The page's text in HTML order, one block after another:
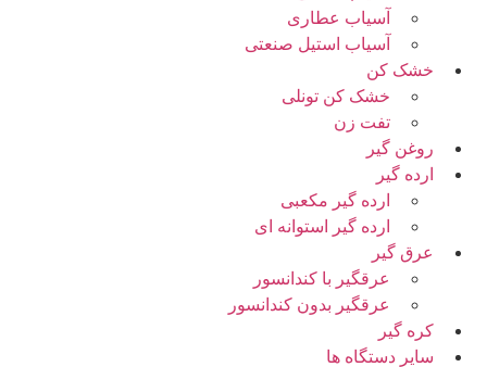
آسیاب عطاری
آسیاب استیل صنعتی
خشک کن
خشک کن تونلی
تفت زن
روغن گیر
ارده گیر
ارده گیر مکعبی
ارده گیر استوانه ای
عرق گیر
عرقگیر با کندانسور
عرقگیر بدون کندانسور
کره گیر
سایر دستگاه ها